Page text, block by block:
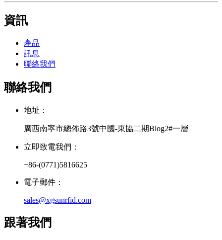
資訊
產品
訊息
聯絡我們
聯絡我們
地址：
廣西南寧市總佈路3號中國-東協二期Blog2#一層
立即致電我們：
+86-(0771)5816625
電子郵件：
sales@xgsunrfid.com
跟著我們